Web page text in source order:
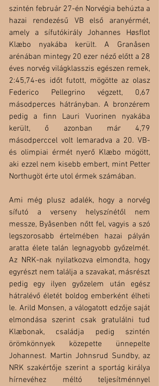
szintén február 27-én Norvégia behúzta a
hazai rendezésű VB első aranyérmét,
amely a sífutókirály Johannes Høsflot
Klæbo nyakába került. A Granåsen
arénában mintegy 20 ezer néző előtt a 28
éves norvég világklasszis egészen remek,
2:45,74-es időt futott, mögötte az olasz
Federico Pellegrino végzett, 0,67
másodperces hátrányban. A bronzérem
pedig a finn Lauri Vuorinen nyakába
került, ő azonban már 4,79
másodperccel volt lemaradva a 20. VB-
és olimpiai érmét nyerő Klæbo mögött,
aki ezzel nem kisebb embert, mint Petter
Northugöt érte utol érmek számában.
Ami még plusz adalék, hogy a norvég
sífutó a verseny helyszínétől nem
messze, Byåsenben nőtt fel, vagyis a szó
legszorosabb értelmében hazai pályán
aratta élete talán legnagyobb győzelmét.
Az NRK-nak nyilatkozva elmondta, hogy
egyrészt nem találja a szavakat, másrészt
pedig egy ilyen győzelem után egész
hátralévő életét boldog emberként élheti
le. Arild Monsen, a válogatott edzője saját
elmondása szerint csak gratulálni tud
Klæbonak, családja pedig szintén
örömkönnyek közepette ünnepelte
Johannest. Martin Johnsrud Sundby, az
NRK szakértője szerint a sportág királya
hírnevéhez méltó teljesítménnyel